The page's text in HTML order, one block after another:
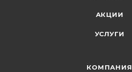
АКЦИИ
УСЛУГИ
КОМПАНИЯ